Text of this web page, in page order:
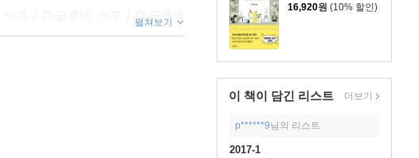
16,920원 (10% 할인)
이 책이 담긴 리스트 더보기
p******9님의 리스트
2017-1
유 / O-글루넥 연구 / O-글루넥
펼쳐보기